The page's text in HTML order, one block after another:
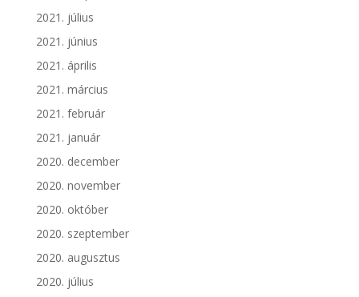
2021. július
2021. június
2021. április
2021. március
2021. február
2021. január
2020. december
2020. november
2020. október
2020. szeptember
2020. augusztus
2020. július